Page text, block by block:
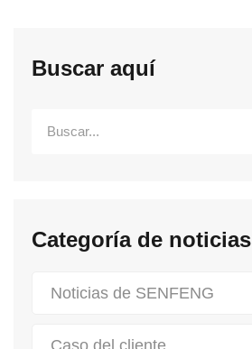
Buscar aquí
Categoría de noticias
Noticias de SENFENG
Caso del cliente